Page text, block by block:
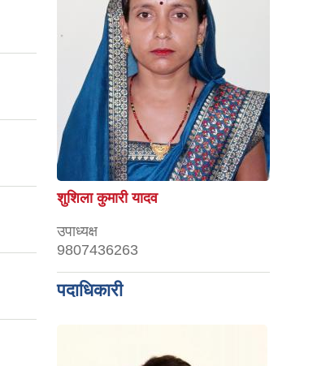
शुशिला कुमारी यादव
उपाध्यक्ष
9807436263
पदाधिकारी